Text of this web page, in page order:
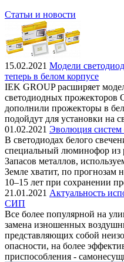
Статьи и новости
15.02.2021 Модели
теперь в белом корпусе
IEK GROUP расширяет
светодиодных
дополнили прожекторы в
подойдут для установки на
01.02.2021 Эволюция систем
В светодиодах белого
специальный люминофор из
Запасов металлов,
Земле хватит, по прогнозам
10–15 лет при сохранении
21.01.2021 Актуальность
СИП
Все более популярной на
замена изношенных
представляющих собой
опасности, на более
приспособления -